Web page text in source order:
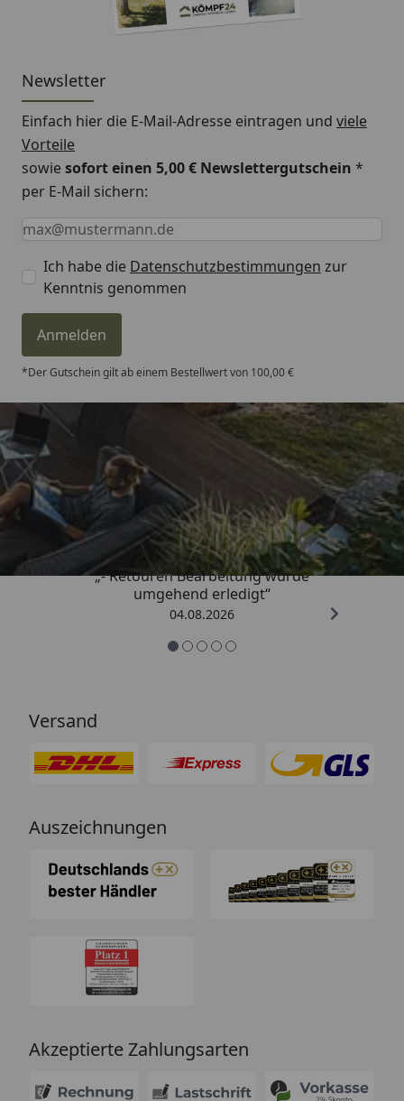
Newsletter
Einfach hier die E-Mail-Adresse eintragen und viele
Vorteile
sowiesofort einen 5,00 € Newslettergutschein *
per E-Mail sichern:
Keine Eingabe erforderlich
Eingabe erforderlich
E-Mail *
Ich habe die Datenschutzbestimmungen zur
Kenntnis genommen
Anmelden
*Der Gutschein gilt ab einem Bestellwert von 100,00 €
Trusted Shops
4,81/ 5
„- Retouren Bearbeitung wurde
umgehend erledigt“
04.08.2026
Versand
Auszeichnungen
Akzeptierte Zahlungsarten